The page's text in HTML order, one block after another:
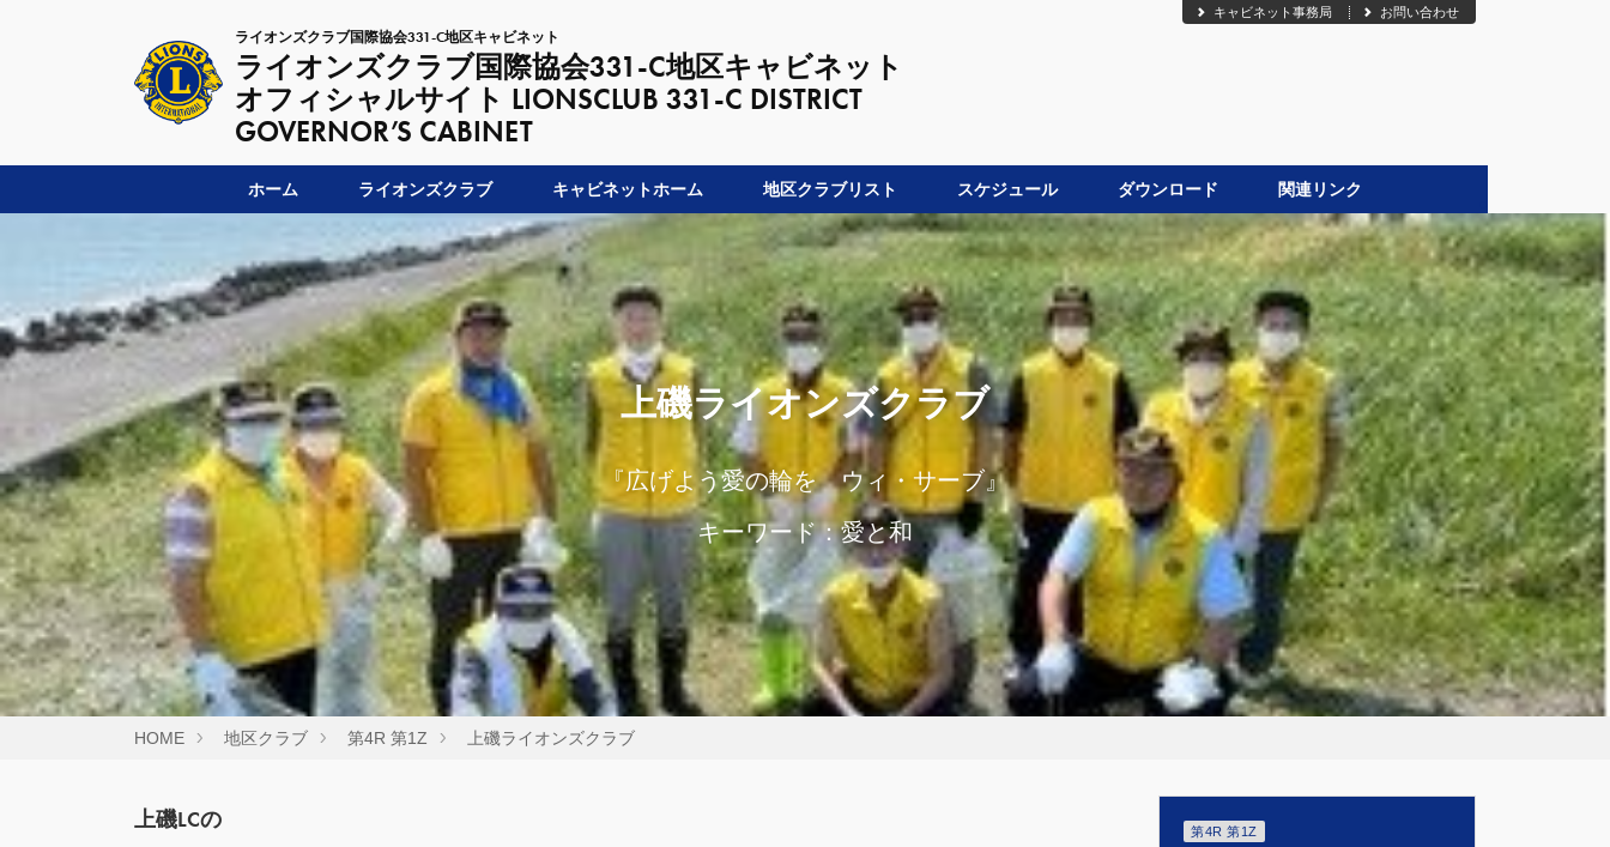
ライオンズクラブ国際協会331-C地区キャビネット
ライオンズクラブ国際協会331-C地区キャビネット
オフィシャルサイト LIONSCLUB 331-C DISTRICT
GOVERNOR’S CABINET
キャビネット事務局 お問い合わせ
ホーム ライオンズクラブ キャビネットホーム 地区クラブリスト スケジュール ダウンロード 関連リンク
上磯ライオンズクラブ
『広げよう愛の輪を ウィ・サーブ』
キーワード：愛と和
HOME 地区クラブ 第4R 第1Z 上磯ライオンズクラブ
上磯LCの 第4R 第1Z